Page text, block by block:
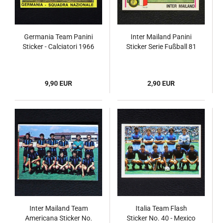
Germania Team Panini
Sticker - Calciatori 1966
9,90 EUR
Inter Mailand Panini
Sticker Serie Fußball 81
2,90 EUR
Inter Mailand Team
Americana Sticker No.
Italia Team Flash
Sticker No. 40 - Mexico